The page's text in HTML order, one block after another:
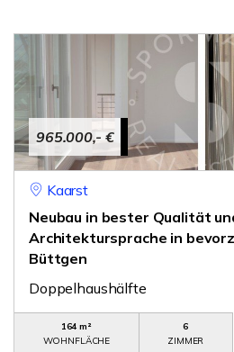
965.000,- €
Kaarst
Neubau in bester Qualität
Architektursprache in
Büttgen
Doppelhaushälfte
164 m²
WOHNFLÄCHE
6
ZIMMER